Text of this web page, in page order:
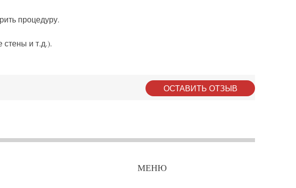
процедуру.
и т.д.).
ОСТАВИТЬ ОТЗЫВ
МЕНЮ